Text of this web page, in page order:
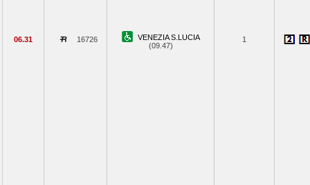
06.31 16726
VENEZIA S.LUCIA
(09.47)
1